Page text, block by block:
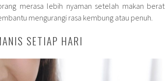
merasa lebih nyaman setelah makan berat
mengurangi rasa kembung atau penuh.
SETIAP HARI